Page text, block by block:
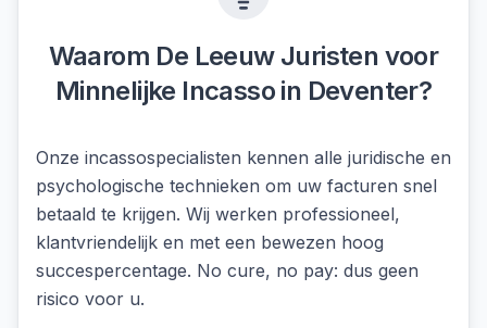
Waarom De Leeuw Juristen voor
Minnelijke Incassoin Deventer?
Onze incassospecialisten kennen alle juridische en
psychologische technieken om uw facturen snel
betaald te krijgen. Wij werken professioneel,
klantvriendelijk en met een bewezen hoog
succespercentage. No cure, no pay: dus geen
risico voor u.